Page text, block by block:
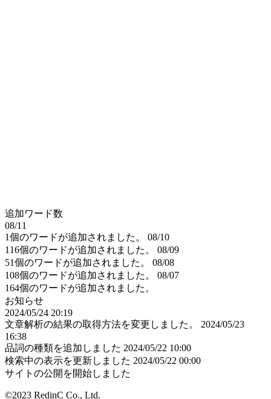
追加ワード数
08/11
1個のワードが追加されました。
08/10
116個のワードが追加されました。
08/09
51個のワードが追加されました。
08/08
108個のワードが追加されました。
08/07
164個のワードが追加されました。
お知らせ
2024/05/24 20:19
文章解析の結果の取得方法を変更しました。
2024/05/23
16:38
品詞の種類を追加しました 2024/05/22 10:00
検索中の表示を更新しました 2024/05/22 00:00
サイトの公開を開始しました
©2023 RedinC Co., Ltd.